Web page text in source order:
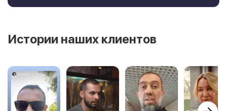
Истории наших клиентов